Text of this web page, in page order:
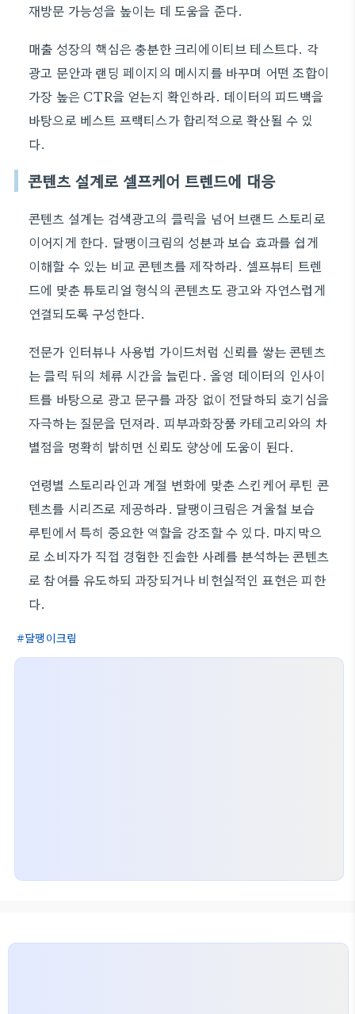
재방문 가능성을 높이는 데 도움을 준다.
매출 성장의 핵심은 충분한 크리에이티브 테스트다. 각
광고 문안과 랜딩 페이지의 메시지를 바꾸며 어떤 조합이
가장 높은 CTR을 얻는지 확인하라. 데이터의 피드백을
바탕으로 베스트 프랙티스가 합리적으로 확산될 수 있
다.
콘텐츠 설계로 셀프케어 트렌드에 대응
콘텐츠 설계는 검색광고의 클릭을 넘어 브랜드 스토리로
이어지게 한다. 달팽이크림의 성분과 보습 효과를 쉽게
이해할 수 있는 비교 콘텐츠를 제작하라. 셀프뷰티 트렌
드에 맞춘 튜토리얼 형식의 콘텐츠도 광고와 자연스럽게
연결되도록 구성한다.
전문가 인터뷰나 사용법 가이드처럼 신뢰를 쌓는 콘텐츠
는 클릭 뒤의 체류 시간을 늘린다. 올영 데이터의 인사이
트를 바탕으로 광고 문구를 과장 없이 전달하되 호기심을
자극하는 질문을 던져라. 피부과화장품 카테고리와의 차
별점을 명확히 밝히면 신뢰도 향상에 도움이 된다.
연령별 스토리라인과 계절 변화에 맞춘 스킨케어 루틴 콘
텐츠를 시리즈로 제공하라. 달팽이크림은 겨울철 보습
루틴에서 특히 중요한 역할을 강조할 수 있다. 마지막으
로 소비자가 직접 경험한 진솔한 사례를 분석하는 콘텐츠
로 참여를 유도하되 과장되거나 비현실적인 표현은 피한
다.
달팽이크림